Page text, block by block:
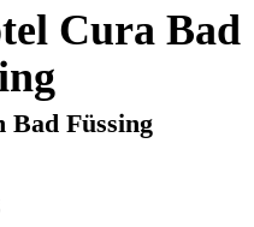
Cura Bad
Füssing